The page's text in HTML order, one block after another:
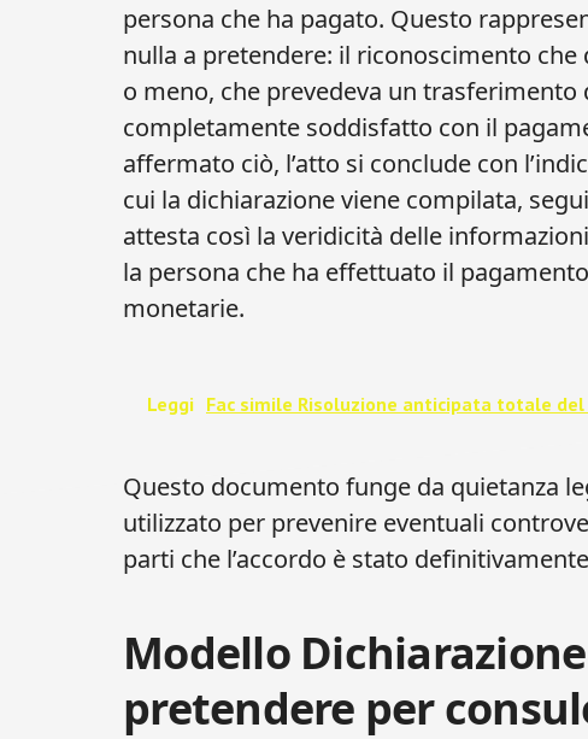
persona che ha pagato. Questo
nulla a pretendere: il riconoscimento
o meno, che prevedeva un
completamente soddisfatto con il
affermato ciò, l’atto si conclude con
cui la dichiarazione viene compilata,
attesta così la veridicità delle
la persona che ha effettuato il
monetarie.
Leggi Fac simile Risoluzione anticipata totale
Questo documento funge da quietanza
utilizzato per prevenire eventuali
parti che l’accordo è stato
Modello
pretendere per